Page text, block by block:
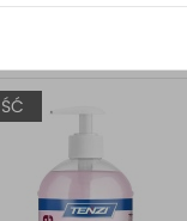
użytkowników
i związane
np. wysłanie
Państwu
ważna jest
zgoda jest
(rozwiń)